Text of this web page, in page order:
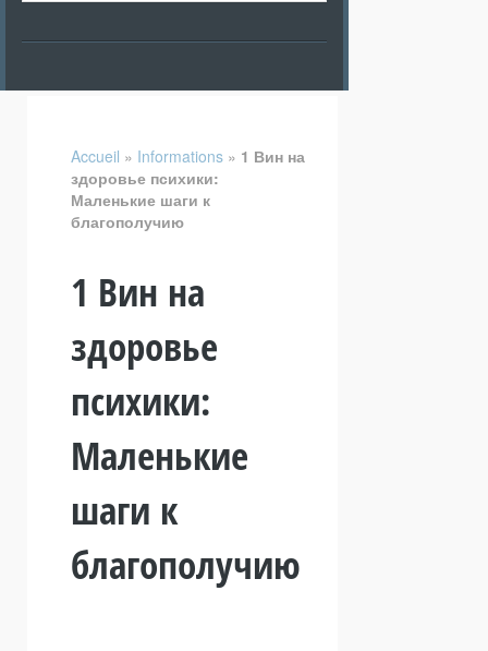
Accueil » Informations » 1 Вин на
здоровье психики:
Маленькие шаги к
благополучию
1 Вин на
здоровье
психики:
Маленькие
шаги к
благополучию